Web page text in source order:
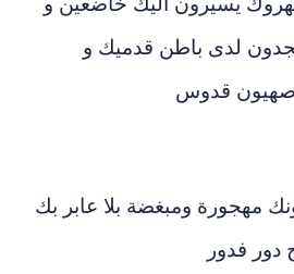
لدى باطن قدميك و
قدوس
مهجورة ومبغضة بلا عابر بك
فدور